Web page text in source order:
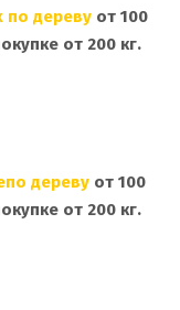
по дереву от 100
от 200 кг.
дереву от 100
от 200 кг.